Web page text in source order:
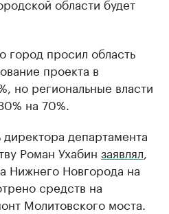
области будет
город просил область
проекта в
но региональные власти
на 70%.
департамента
Роман Ухабин заявлял,
Нижнего Новгорода на
средств на
Молитовского моста.